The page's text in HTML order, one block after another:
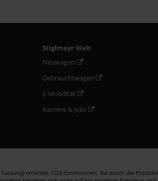
Stiglmayr Welt
Neuwagen
Gebrauchtwagen
E-Mobilität
Karriere & Jobs
ermittelt. CO2-Emmisionen, die durch die